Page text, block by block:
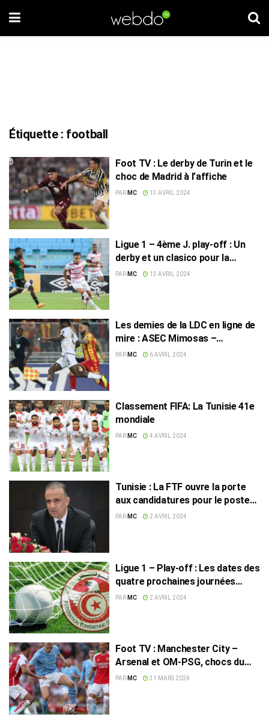
Étiquette : football
Foot TV : Le derby de Turin et le
choc de Madrid à l’affiche
PAR MC 13 AVRIL 2024
Ligue 1 – 4ème J. play-off : Un
derby et un clasico pour la
reprise
PAR MC 13 AVRIL 2024
Les demies de la LDC en ligne de
mire : ASEC Mimosas –
Espérance ST, où regarder le
PAR MC 6 AVRIL 2024
Classement FIFA: La Tunisie 41e
mondiale
PAR MC 4 AVRIL 2024
Tunisie : La FTF ouvre la porte
aux candidatures pour le poste
de président
PAR MC 2 AVRIL 2024
Ligue 1 – Play-off : Les dates des
quatre prochaines journées
fixées
PAR MC 2 AVRIL 2024
Foot TV : Manchester City –
Arsenal et OM-PSG, chocs du
jour !
PAR MC 31 MARS 2024